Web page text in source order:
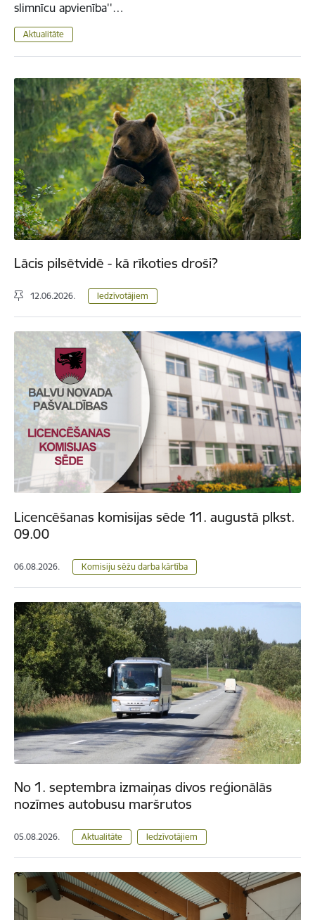
slimnīcu apvienība''…
Aktualitāte
Lācis pilsētvidē - kā rīkoties droši?
12.06.2026. Iedzīvotājiem
Licencēšanas komisijas sēde 11. augustā plkst.
09.00
06.08.2026. Komisiju sēžu darba kārtība
No 1. septembra izmaiņas divos reģionālās
nozīmes autobusu maršrutos
05.08.2026. Aktualitāte Iedzīvotājiem